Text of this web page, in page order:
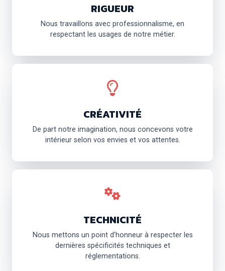
RIGUEUR
Nous travaillons avec professionnalisme, en
respectant les usages de notre métier.
CRÉATIVITÉ
De part notre imagination, nous concevons votre
intérieur selon vos envies et vos attentes.
TECHNICITÉ
Nous mettons un point d’honneur à respecter les
dernières spécificités techniques et
réglementations.